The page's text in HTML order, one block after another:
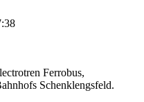
Ferrobus,
Schenklengsfeld.